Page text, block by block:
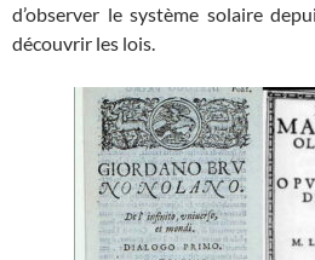
d’observer le système solaire
découvrir les lois.